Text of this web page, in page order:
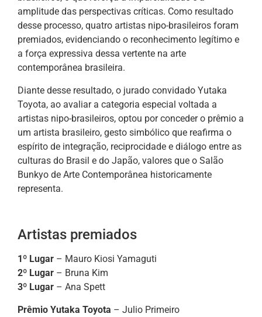
amplitude das perspectivas críticas. Como resultado
desse processo, quatro artistas nipo-brasileiros foram
premiados, evidenciando o reconhecimento legítimo e
a força expressiva dessa vertente na arte
contemporânea brasileira.
Diante desse resultado, o jurado convidado Yutaka
Toyota, ao avaliar a categoria especial voltada a
artistas nipo-brasileiros, optou por conceder o prêmio a
um artista brasileiro, gesto simbólico que reafirma o
espírito de integração, reciprocidade e diálogo entre as
culturas do Brasil e do Japão, valores que o Salão
Bunkyo de Arte Contemporânea historicamente
representa.
Artistas premiados
1º Lugar – Mauro Kiosi Yamaguti
2º Lugar – Bruna Kim
3º Lugar – Ana Spett
Prêmio Yutaka Toyota – Julio Primeiro